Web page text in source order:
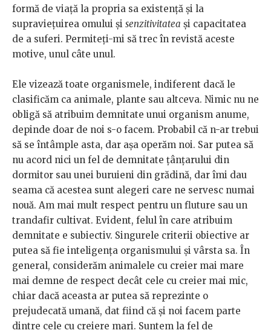
formă de viață la propria sa existență și la
supraviețuirea omului și senzitivitatea și capacitatea
de a suferi. Permiteți-mi să trec în revistă aceste
motive, unul câte unul.
Ele vizează toate organismele, indiferent dacă le
clasificăm ca animale, plante sau altceva. Nimic nu ne
obligă să atribuim demnitate unui organism anume,
depinde doar de noi s-o facem. Probabil că n-ar trebui
să se întâmple asta, dar așa operăm noi. Sar putea să
nu acord nici un fel de demnitate țânțarului din
dormitor sau unei buruieni din grădină, dar îmi dau
seama că acestea sunt alegeri care ne servesc numai
nouă. Am mai mult respect pentru un fluture sau un
trandafir cultivat. Evident, felul în care atribuim
demnitate e subiectiv. Singurele criterii obiective ar
putea să fie inteligența organismului și vârsta sa. În
general, considerăm animalele cu creier mai mare
mai demne de respect decât cele cu creier mai mic,
chiar dacă aceasta ar putea să reprezinte o
prejudecată umană, dat fiind că și noi facem parte
dintre cele cu creiere mari. Suntem la fel de